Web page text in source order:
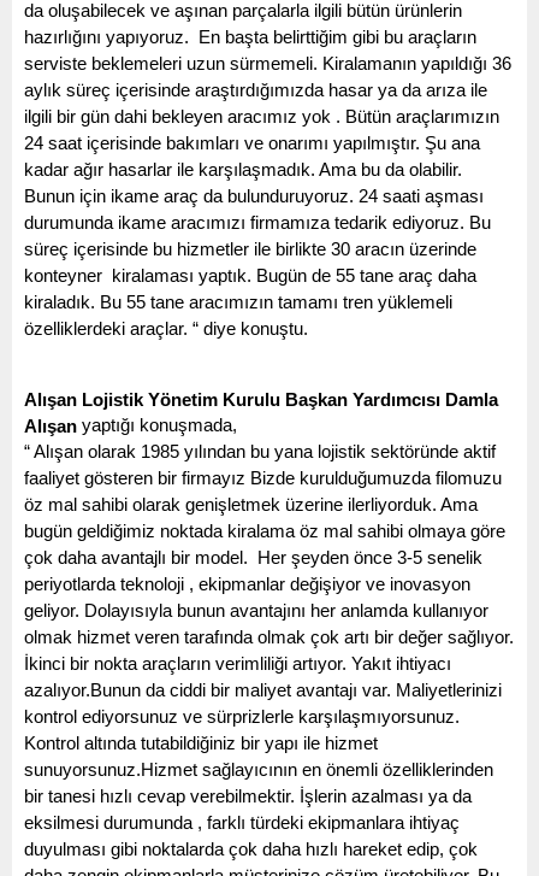
da oluşabilecek ve aşınan parçalarla ilgili bütün ürünlerin
hazırlığını yapıyoruz.  En başta belirttiğim gibi bu araçların
serviste beklemeleri uzun sürmemeli. Kiralamanın yapıldığı 36
aylık süreç içerisinde araştırdığımızda hasar ya da arıza ile
ilgili bir gün dahi bekleyen aracımız yok . Bütün araçlarımızın
24 saat içerisinde bakımları ve onarımı yapılmıştır. Şu ana
kadar ağır hasarlar ile karşılaşmadık. Ama bu da olabilir.
Bunun için ikame araç da bulunduruyoruz. 24 saati aşması
durumunda ikame aracımızı firmamıza tedarik ediyoruz. Bu
süreç içerisinde bu hizmetler ile birlikte 30 aracın üzerinde
konteyner  kiralaması yaptık. Bugün de 55 tane araç daha
kiraladık. Bu 55 tane aracımızın tamamı tren yüklemeli
özelliklerdeki araçlar. “ diye konuştu.
Alışan Lojistik Yönetim Kurulu Başkan Yardımcısı Damla
Alışan yaptığı konuşmada,
“ Alışan olarak 1985 yılından bu yana lojistik sektöründe aktif
faaliyet gösteren bir firmayız Bizde kurulduğumuzda filomuzu
öz mal sahibi olarak genişletmek üzerine ilerliyorduk. Ama
bugün geldiğimiz noktada kiralama öz mal sahibi olmaya göre
çok daha avantajlı bir model.  Her şeyden önce 3-5 senelik
periyotlarda teknoloji , ekipmanlar değişiyor ve inovasyon
geliyor. Dolayısıyla bunun avantajını her anlamda kullanıyor
olmak hizmet veren tarafında olmak çok artı bir değer sağlıyor.
İkinci bir nokta araçların verimliliği artıyor. Yakıt ihtiyacı
azalıyor.Bunun da ciddi bir maliyet avantajı var. Maliyetlerinizi
kontrol ediyorsunuz ve sürprizlerle karşılaşmıyorsunuz.
Kontrol altında tutabildiğiniz bir yapı ile hizmet
sunuyorsunuz.Hizmet sağlayıcının en önemli özelliklerinden
bir tanesi hızlı cevap verebilmektir. İşlerin azalması ya da
eksilmesi durumunda , farklı türdeki ekipmanlara ihtiyaç
duyulması gibi noktalarda çok daha hızlı hareket edip, çok